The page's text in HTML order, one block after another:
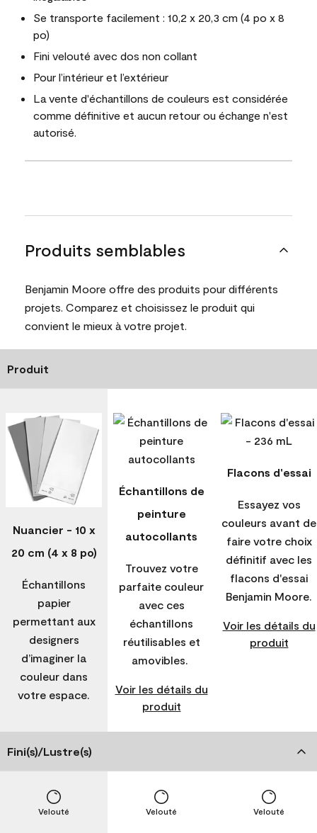
Se transporte facilement : 10,2 x 20,3 cm (4 po x 8
po)
Fini velouté avec dos non collant
Pour l’intérieur et l’extérieur
La vente d'échantillons de couleurs est considérée
comme définitive et aucun retour ou échange n'est
autorisé.
Produits semblables
Benjamin Moore offre des produits pour différents
projets. Comparez et choisissez le produit qui
convient le mieux à votre projet.
Produit
Nuancier - 10 x
20 cm (4 x 8 po)
Échantillons
papier
permettant aux
designers
d’imaginer la
couleur dans
votre espace.
Échantillons de
peinture
autocollants
Trouvez votre
parfaite couleur
avec ces
échantillons
réutilisables et
amovibles.
Voir les détails du
produit
Flacons d'essai
Essayez vos
couleurs avant de
faire votre choix
définitif avec les
flacons d'essai
Benjamin Moore.
Voir les détails du
produit
Fini(s)/Lustre(s)
Velouté Velouté Velouté